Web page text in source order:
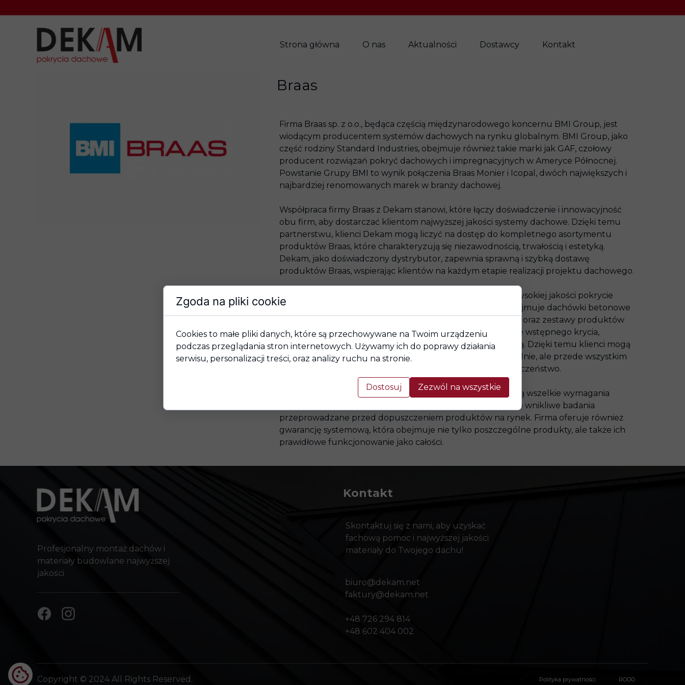
Strona główna O nas Aktualności Dostawcy Kontakt
Braas
Firma Braas sp. z o.o., będąca częścią międzynarodowego koncernu BMI Group, jest
wiodącym producentem systemów dachowych na rynku globalnym. BMI Group, jako
część rodziny Standard Industries, obejmuje również takie marki jak GAF, czołowy
producent rozwiązań pokryć dachowych i impregnacyjnych w Ameryce Północnej.
Powstanie Grupy BMI to wynik połączenia Braas Monier i Icopal, dwóch największych i
najbardziej renomowanych marek w branży dachowej.
Współpraca firmy Braas z Dekam stanowi, które łączy doświadczenie i innowacyjność
obu firm, aby dostarczać klientom najwyższej jakości systemy dachowe. Dzięki temu
partnerstwu, klienci Dekam mogą liczyć na dostęp do kompletnego asortymentu
produktów Braas, które charakteryzują się niezawodnością, trwałością i estetyką.
Dekam, jako doświadczony dystrybutor, zapewnia sprawną i szybką dostawę
produktów Braas, wspierając klientów na każdym etapie realizacji projektu dachowego.
Decydując się na markę Braas, klienci otrzymują nie tylko wysokiej jakości pokrycie
dachowe, ale kompletny system dachowy. Oferta firmy obejmuje dachówki betonowe
oraz ceramiczne, dopasowane do nich elementy kształtowe oraz zestawy produktów
służących do prawidłowego wykończenia dachu, w tym folie wstępnego krycia,
akcesoria dachowe, systemy komunikacji i izolację termiczną. Dzięki temu klienci mogą
być pewni, że ich dach będzie zintegrowany nie tylko wizualnie, ale przede wszystkim
technologicznie, zapewniając długotrwałą ochronę i bezpieczeństwo.
Wszystkie produkty Braas są w pełni kompatybilne i spełniają wszelkie wymagania
zawarte w polskich i europejskich normach. Potwierdzają to wnikliwe badania
przeprowadzane przed dopuszczeniem produktów na rynek. Firma oferuje również
gwarancję systemową, która obejmuje nie tylko poszczególne produkty, ale także ich
prawidłowe funkcjonowanie jako całości.
Polityka prywatności RODO
Copyright © 2024 All Rights Reserved.
Kontakt
biuro@dekam.net
faktury@dekam.net
+48 726 294 814
+48 602 404 002
Skontaktuj się z nami, aby uzyskać
fachową pomoc i najwyższej jakości
materiały do Twojego dachu!
Profesjonalny montaż dachów i
materiały budowlane najwyższej
jakości
Zgoda na pliki cookie
Cookies to małe pliki danych, które są przechowywane na Twoim urządzeniu
podczas przeglądania stron internetowych. Używamy ich do poprawy działania
serwisu, personalizacji treści, oraz analizy ruchu na stronie.
Dostosuj Zezwól na wszystkie